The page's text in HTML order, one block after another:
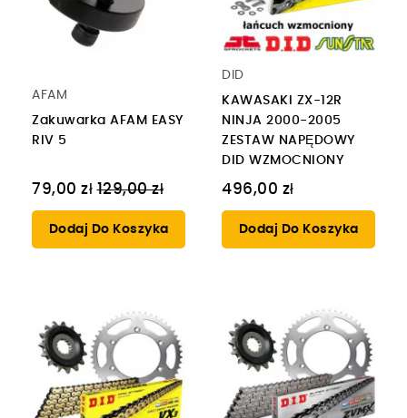
AFAM
Zakuwarka AFAM EASY
RIV 5
79,00 zł Cena
regularna
129,00 zł
Dodaj Do Koszyka
DID
KAWASAKI ZX-12R
NINJA 2000-2005
ZESTAW NAPĘDOWY
DID WZMOCNIONY
496,00 zł
Dodaj Do Koszyka